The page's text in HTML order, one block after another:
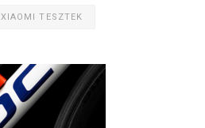
XIAOMI TESZTEK